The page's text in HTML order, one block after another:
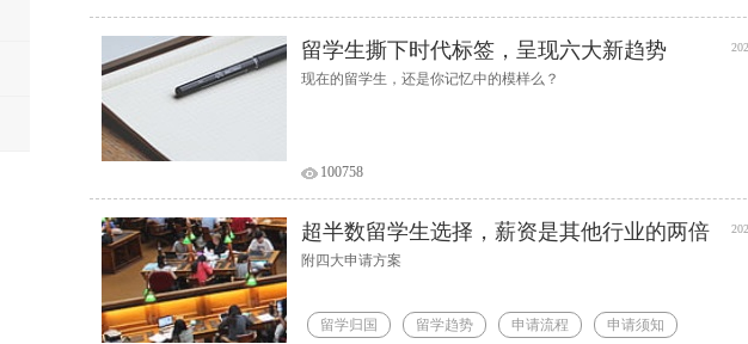
留学生撕下时代标签，呈现六大新趋势
现在的留学生，还是你记忆中的模样么？
100758
超半数留学生选择，薪资是其他行业的两倍
附四大申请方案
留学归国 留学趋势 申请流程
申请须知